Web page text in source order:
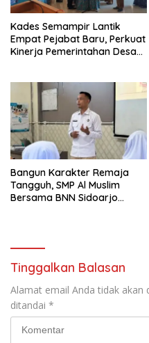
Kades Semampir Lantik
Empat Pejabat Baru, Perkuat
Kinerja Pemerintahan Desa
Bangun Karakter Remaja
Tangguh, SMP Al Muslim
Bersama BNN Sidoarjo
Tinggalkan Balasan
Alamat email Anda tidak akan
ditandai *